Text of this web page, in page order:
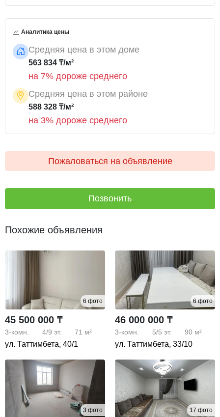
Аналитика цены
Средняя цена в этом доме
563 834 ₸/м²
на 7% дороже среднего
Средняя цена в этом районе
588 328 ₸/м²
на 3% дороже среднего
Пожаловаться на объявление
Позвонить
Похожие объявления
6 фото
45 500 000 ₸
3-комн. 4/9 эт. 71 м²
ул. Таттимбета, 40/1
6 фото
46 000 000 ₸
3-комн. 5/5 эт. 90 м²
ул. Таттимбета, 33/10
3 фото 17 фото